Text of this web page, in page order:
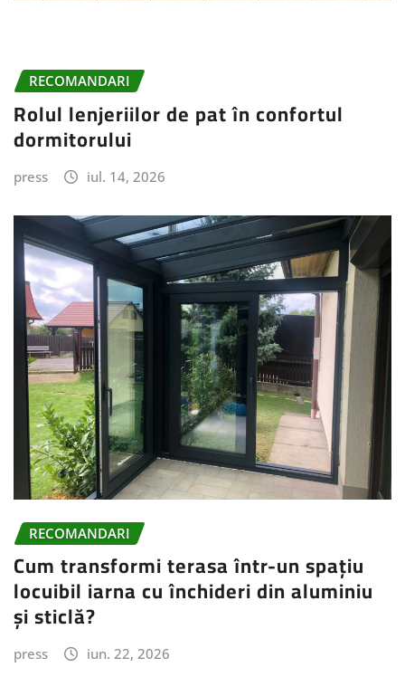
RECOMANDARI
Rolul lenjeriilor de pat în confortul
dormitorului
press iul. 14, 2026
RECOMANDARI
Cum transformi terasa într-un spațiu
locuibil iarna cu închideri din aluminiu
și sticlă?
press iun. 22, 2026